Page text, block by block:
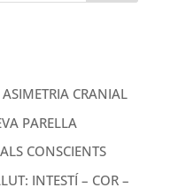
CRANIAL
PARELLA
CONSCIENTS
INTESTÍ – COR –